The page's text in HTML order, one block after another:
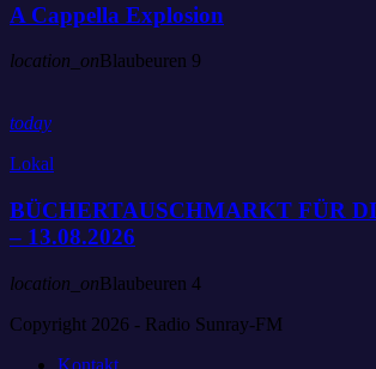
A Cappella Explosion
location_on Blaubeuren 9
today
Lokal
BÜCHERTAUSCHMARKT FÜR
– 13.08.2026
location_onBlaubeuren 4
Copyright 2026 - Radio Sunray-FM
Kontakt